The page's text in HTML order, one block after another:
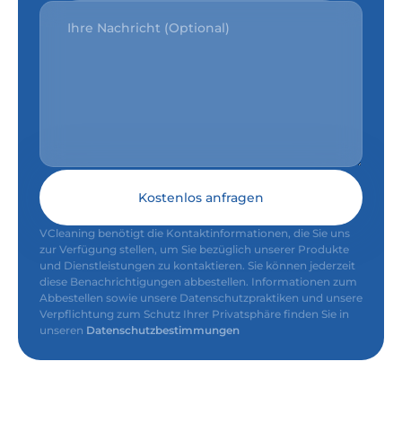
Kostenlos anfragen
VCleaning benötigt die Kontaktinformationen, die Sie uns
zur Verfügung stellen, um Sie bezüglich unserer Produkte
und Dienstleistungen zu kontaktieren. Sie können jederzeit
diese Benachrichtigungen abbestellen. Informationen zum
Abbestellen sowie unsere Datenschutzpraktiken und unsere
Verpflichtung zum Schutz Ihrer Privatsphäre finden Sie in
unseren Datenschutzbestimmungen